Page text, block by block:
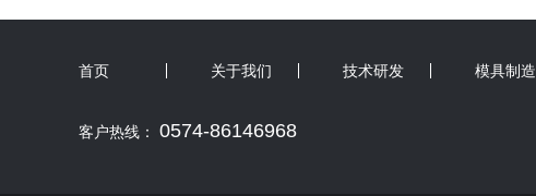
首页 关于我们 技术研发 模具制造
客户热线： 0574-86146968